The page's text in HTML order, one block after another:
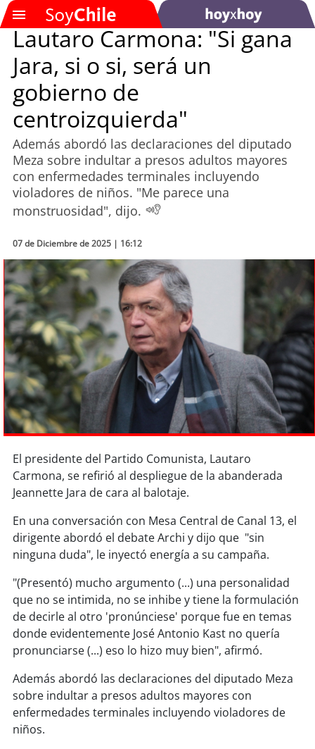
SOYTV
Podcast
Actualidad
Entretención
Economía
Tecnología
Sostenibilidad
soychile
soy arica
soyiquique
soycalama
soyantofagasta
soy copiapó
soy
soy quillota
soysanantonio
soysancarlos
soy
Lautaro Carmona: "Si gana
Jara, si o si, será un
gobierno de
centroizquierda"
Además abordó las declaraciones del diputado
Meza sobre indultar a presos adultos mayores
con enfermedades terminales incluyendo
violadores de niños. "Me parece una
monstruosidad", dijo.
07 de Diciembre de 2025 | 16:12
El presidente del Partido Comunista, Lautaro
Carmona, se refirió al despliegue de la abanderada
Jeannette Jara de cara al balotaje.
En una conversación con Mesa Central de Canal 13, el
dirigente abordó el debate Archi y dijo que "sin
ninguna duda", le inyectó energía a su campaña.
"(Presentó) mucho argumento (...) una personalidad
que no se intimida, no se inhibe y tiene la formulación
de decirle al otro 'pronúnciese' porque fue en temas
donde evidentemente José Antonio Kast no quería
pronunciarse (...) eso lo hizo muy bien", afirmó.
Además abordó las declaraciones del diputado Meza
sobre indultar a presos adultos mayores con
enfermedades terminales incluyendo violadores de
niños.